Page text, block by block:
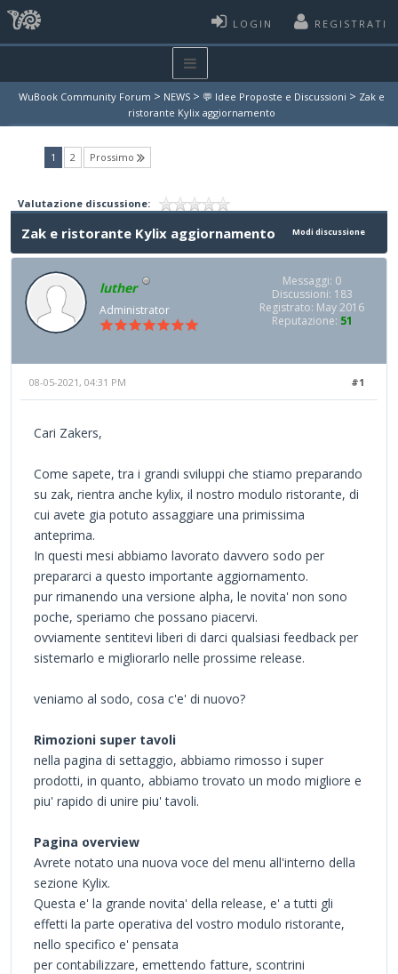
LOGIN REGISTRATI
WuBook Community Forum > NEWS > 💬 Idee Proposte e Discussioni > Zak e
ristorante Kylix aggiornamento
1 (current)
2 Prossimo
Valutazione discussione:
Modi discussione
Zak e ristorante Kylix aggiornamento
luther
Administrator
Messaggi: 0
Discussioni: 183
Registrato: May 2016
Reputazione: 51
#1
08-05-2021, 04:31 PM
Cari Zakers,
Come sapete, tra i grandi sviluppi che stiamo preparando
su zak, rientra anche kylix, il nostro modulo ristorante, di
cui avete gia potuto assaggiare una primissima
anteprima.
In questi mesi abbiamo lavorato davvero sodo per
prepararci a questo importante aggiornamento.
pur rimanendo una versione alpha, le novita' non sono
poche, speriamo che possano piacervi.
ovviamente sentitevi liberi di darci qualsiasi feedback per
sistemarlo e migliorarlo nelle prossime release.
veniamo al sodo, cosa c'e' di nuovo?
Rimozioni super tavoli
nella pagina di settaggio, abbiamo rimosso i super
prodotti, in quanto, abbiamo trovato un modo migliore e
piu' rapido di unire piu' tavoli.
Pagina overview
Avrete notato una nuova voce del menu all'interno della
sezione Kylix.
Questa e' la grande novita' della release, e' a tutti gli
effetti la parte operativa del vostro modulo ristorante,
nello specifico e' pensata
per contabilizzare, emettendo fatture, scontrini